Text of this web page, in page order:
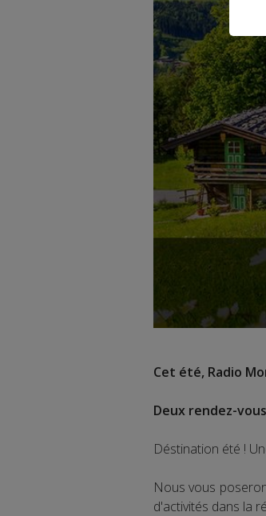
Cet été, Radio
Deux rendez-
Déstination été !
Nous vous
d'activités dans la